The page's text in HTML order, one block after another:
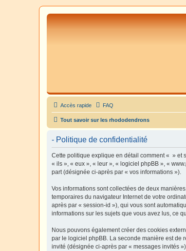
Accès rapide FAQ
Tout savoir sur les rhododendrons
- Politique de confidentialité
Cette politique explique en détail comment « » et
« ils », « eux », « leur », « logiciel phpBB », «
part (désignée ci-après par « vos informations »).
Vos informations sont collectées de deux
temporaires du navigateur Internet de votre
après par « session-id »), qui vous sont
informations sur les sujets que vous avez lus, ce
Nous pouvons également créer des cookies
par le logiciel phpBB. La seconde manière est de
invité (désignée ci-après par « messages invités